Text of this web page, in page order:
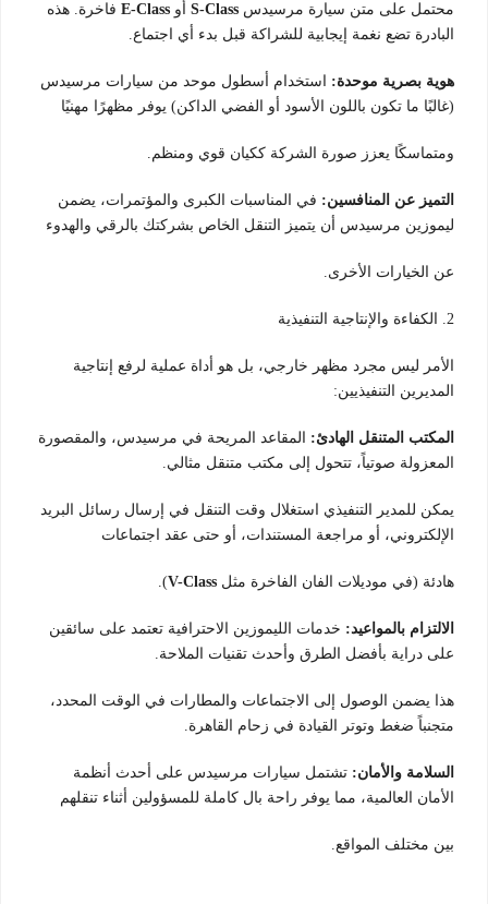
محتمل على متن سيارة مرسيدس S-Class أو E-Class فاخرة. هذه
البادرة تضع نغمة إيجابية للشراكة قبل بدء أي اجتماع.
هوية بصرية موحدة: استخدام أسطول موحد من سيارات مرسيدس
(غالبًا ما تكون باللون الأسود أو الفضي الداكن) يوفر مظهرًا مهنيًا
ومتماسكًا يعزز صورة الشركة ككيان قوي ومنظم.
التميز عن المنافسين: في المناسبات الكبرى والمؤتمرات، يضمن
ليموزين مرسيدس أن يتميز التنقل الخاص بشركتك بالرقي والهدوء
عن الخيارات الأخرى.
2. الكفاءة والإنتاجية التنفيذية
الأمر ليس مجرد مظهر خارجي، بل هو أداة عملية لرفع إنتاجية
المديرين التنفيذيين:
المكتب المتنقل الهادئ: المقاعد المريحة في مرسيدس، والمقصورة
المعزولة صوتياً، تتحول إلى مكتب متنقل مثالي.
يمكن للمدير التنفيذي استغلال وقت التنقل في إرسال رسائل البريد
الإلكتروني، أو مراجعة المستندات، أو حتى عقد اجتماعات
هادئة (في موديلات الفان الفاخرة مثل V-Class
).
الالتزام بالمواعيد: خدمات الليموزين الاحترافية تعتمد على سائقين
على دراية بأفضل الطرق وأحدث تقنيات الملاحة.
هذا يضمن الوصول إلى الاجتماعات والمطارات في الوقت المحدد،
متجنباً ضغط وتوتر القيادة في زحام القاهرة.
السلامة والأمان: تشتمل سيارات مرسيدس على أحدث أنظمة
الأمان العالمية، مما يوفر راحة بال كاملة للمسؤولين أثناء تنقلهم
بين مختلف المواقع.